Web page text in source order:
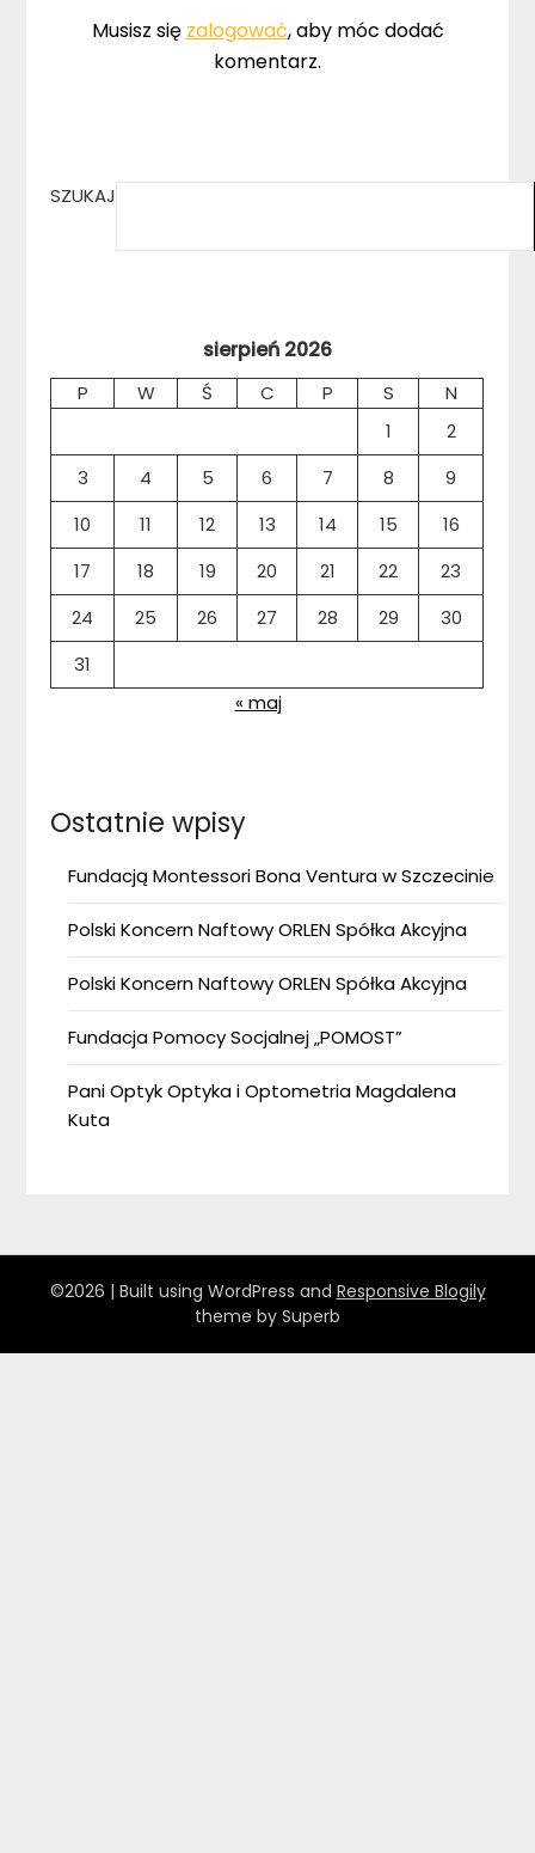
Musisz się zalogować, aby móc dodać
komentarz.
SZUKAJ
sierpień 2026
P W Ś C P S
N
1
2
3
4 5 6 7 8
9
10
11 12 13 14 15
16
17
18 19 20 21 22
23
24
25 26 27 28 29
30
31
« maj
Ostatnie wpisy
Fundacją Montessori Bona Ventura w Szczecinie
Polski Koncern Naftowy ORLEN Spółka Akcyjna
Polski Koncern Naftowy ORLEN Spółka Akcyjna
Fundacja Pomocy Socjalnej „POMOST”
Pani Optyk Optyka i Optometria Magdalena
Kuta
©2026 | Built using WordPress and Responsive Blogily
theme by Superb